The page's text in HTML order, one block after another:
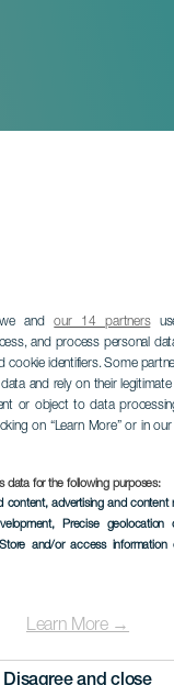
we andour 14 partners
and process personal
cookie identifiers. Some
and rely on their legitimate
or object to data
on “Learn More” or in
data for the following purposes:
content, advertising and
, Precise geolocation
and/or access information
Learn More →
Pleito